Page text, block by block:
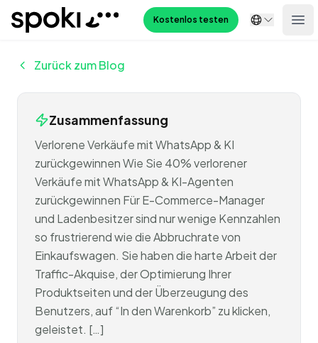
Spoki Kostenlos testen
Zurück zum Blog
Zusammenfassung
Verlorene Verkäufe mit WhatsApp & KI
zurückgewinnen Wie Sie 40% verlorener
Verkäufe mit WhatsApp & KI-Agenten
zurückgewinnen Für E-Commerce-Manager
und Ladenbesitzer sind nur wenige Kennzahlen
so frustrierend wie die Abbruchrate von
Einkaufswagen. Sie haben die harte Arbeit der
Traffic-Akquise, der Optimierung Ihrer
Produktseiten und der Überzeugung des
Benutzers, auf “In den Warenkorb” zu klicken,
geleistet. […]